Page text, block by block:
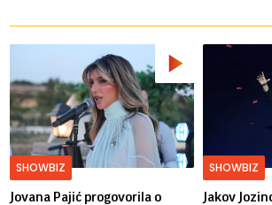
SHOWBIZ
Jovana Pajić progovorila o
SHOWBIZ
Jakov